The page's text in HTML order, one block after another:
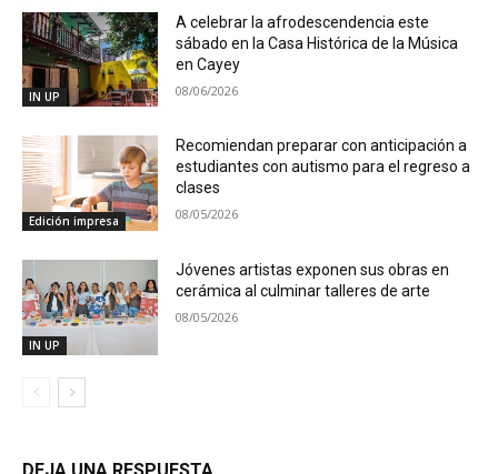
IN UP
A celebrar la afrodescendencia este
sábado en la Casa Histórica de la Música
en Cayey
08/06/2026
Edición impresa
Recomiendan preparar con anticipación a
estudiantes con autismo para el regreso a
clases
08/05/2026
IN UP
Jóvenes artistas exponen sus obras en
cerámica al culminar talleres de arte
08/05/2026